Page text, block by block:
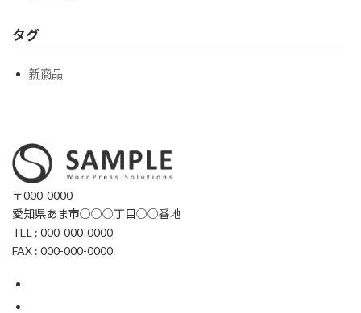
タグ
新商品
〒000-0000
愛知県あま市○○○丁目○○番地
TEL : 000-000-0000
FAX : 000-000-0000